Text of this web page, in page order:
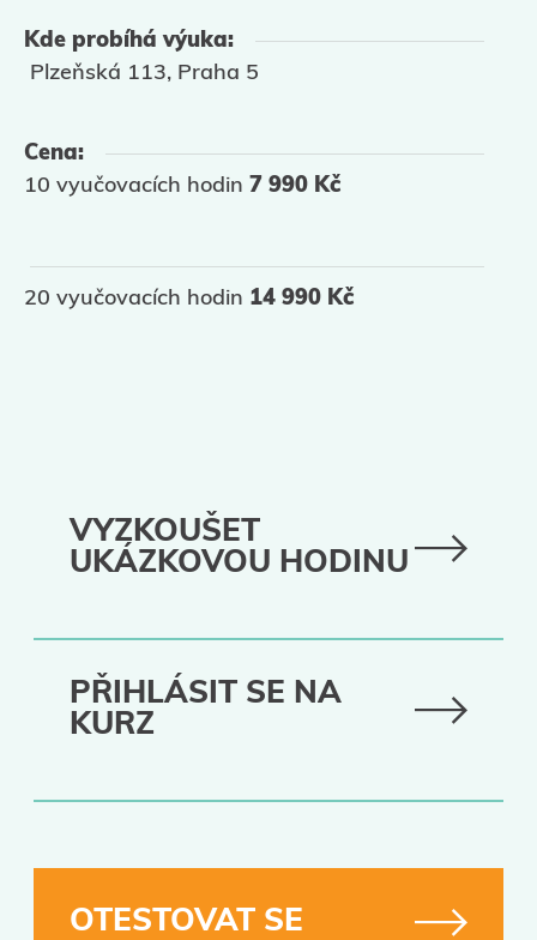
Kde probíhá výuka:
Plzeňská 113, Praha 5
Cena:
10 vyučovacích hodin 7 990 Kč
20 vyučovacích hodin 14 990 Kč
VYZKOUŠET
UKÁZKOVOU HODINU
PŘIHLÁSIT SE NA
KURZ
OTESTOVAT SE